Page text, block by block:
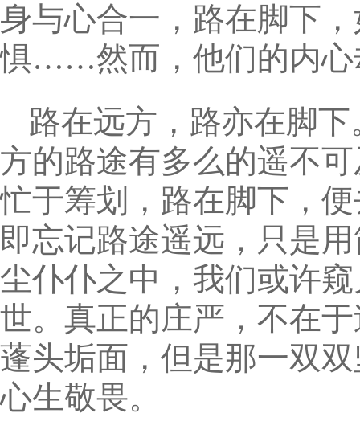
身与心合一，路在脚下
惧……然而，他们的内心
路在远方，路亦在脚
方的路途有多么的遥不
忙于筹划，路在脚下，
即忘记路途遥远，只是
尘仆仆之中，我们或许
世。真正的庄严，不在
蓬头垢面，但是那一双
心生敬畏。